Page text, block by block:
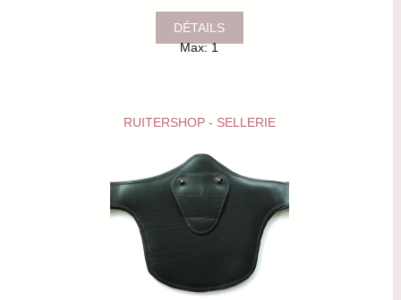
DÉTAILS
Max: 1
RUITERSHOP - SELLERIE